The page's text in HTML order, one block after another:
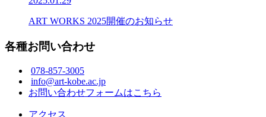
ART WORKS 2025開催のお知らせ
各種お問い合わせ
078-857-3005
info@art-kobe.ac.jp
お問い合わせフォームはこちら
アクセス